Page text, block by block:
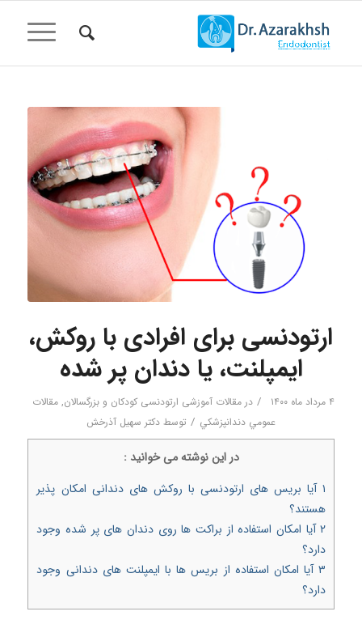
ارتودنسی برای افرادی با روکش،
ایمپلنت، یا دندان پر شده
۴ مرداد ماه ۱۴۰۰ / در مقالات آموزشی ارتودنسی کودکان و بزرگسالان, مقالات
عمومي دندانپزشكي / توسط دکتر سهیل آذرخش
در اين نوشته می خوانيد :
۱آیا بریس های ارتودنسی با روکش های دندانی امکان پذیر
هستند؟
۲آیا امکان استفاده از براکت ها روی دندان های پر شده وجود
دارد؟
۳آیا امکان استفاده از بریس ها با ایمپلنت های دندانی وجود
دارد؟